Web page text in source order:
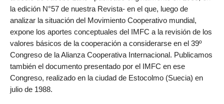
la edición N°57 de nuestra Revista- en el que, luego de
analizar la situación del Movimiento Cooperativo mundial,
expone los aportes conceptuales del IMFC a la revisión de los
valores básicos de la cooperación a considerarse en el 39º
Congreso de la Alianza Cooperativa Internacional. Publicamos
también el documento presentado por el IMFC en ese
Congreso, realizado en la ciudad de Estocolmo (Suecia) en
julio de 1988.